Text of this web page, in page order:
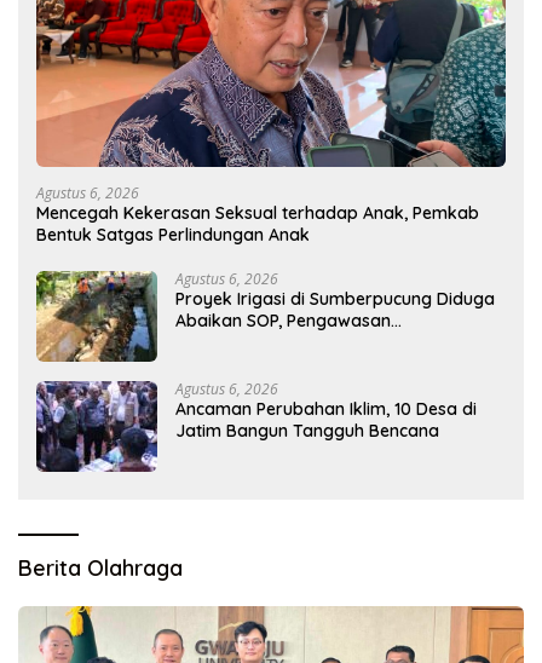
Agustus 6, 2026
Mencegah Kekerasan Seksual terhadap Anak, Pemkab
Bentuk Satgas Perlindungan Anak
Agustus 6, 2026
Proyek Irigasi di Sumberpucung Diduga
Abaikan SOP, Pengawasan
Agustus 6, 2026
Ancaman Perubahan Iklim, 10 Desa di
Jatim Bangun Tangguh Bencana
Berita Olahraga